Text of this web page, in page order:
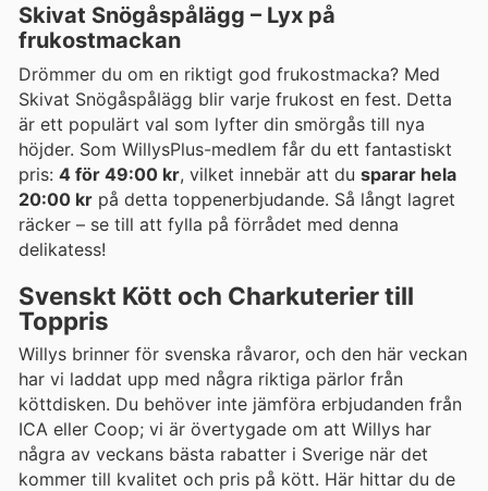
Skivat Snögåspålägg – Lyx på
frukostmackan
Drömmer du om en riktigt god frukostmacka? Med
Skivat Snögåspålägg blir varje frukost en fest. Detta
är ett populärt val som lyfter din smörgås till nya
höjder. Som WillysPlus-medlem får du ett fantastiskt
pris: 4 för 49:00 kr, vilket innebär att du sparar hela
20:00 kr på detta toppenerbjudande. Så långt lagret
räcker – se till att fylla på förrådet med denna
delikatess!
Svenskt Kött och Charkuterier till
Toppris
Willys brinner för svenska råvaror, och den här veckan
har vi laddat upp med några riktiga pärlor från
köttdisken. Du behöver inte jämföra erbjudanden från
ICA eller Coop; vi är övertygade om att Willys har
några av veckans bästa rabatter i Sverige när det
kommer till kvalitet och pris på kött. Här hittar du de